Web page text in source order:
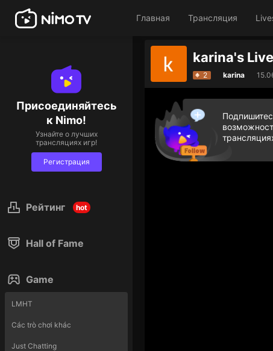
Главная Трансляция
Присоединяйтесь
к Nimo!
Узнайте о лучших
трансляциях игр!
Регистрация
Рейтинг hot
Hall of Fame
Game
LMHT
Các trò chơi khác
Just Chatting
Дарите
2 karina